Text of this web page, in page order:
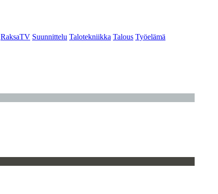
RaksaTV Suunnittelu Talotekniikka Talous Työelämä